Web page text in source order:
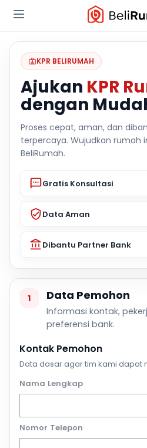
KPR BELIRUMAH
Ajukan KPR
dengan
Proses cepat, aman, dan
terpercaya. Wujudkan rumah
BeliRumah.
Gratis Konsultasi
Data Aman
Dibantu Partner Bank
1 Data Pemohon
Informasi kontak,
preferensi bank.
Kontak Pemohon
Data dasar agar tim kami dapat
Nama Lengkap
Nomor Telepon